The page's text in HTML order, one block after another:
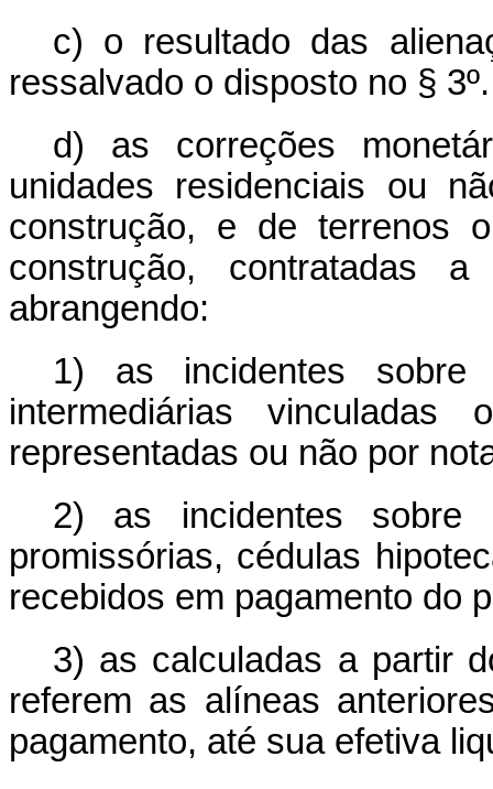
c) o resultado das
ressalvado o disposto no § 3º.
d) as correções
unidades residenciais ou
construção, e de terrenos
construção, contratadas
abrangendo:
1) as incidentes sobre
intermediárias
representadas ou não por
2) as incidentes sobre
promissórias, cédulas
recebidos em pagamento do
3) as calculadas a partir
referem as alíneas
pagamento, até sua efetiva